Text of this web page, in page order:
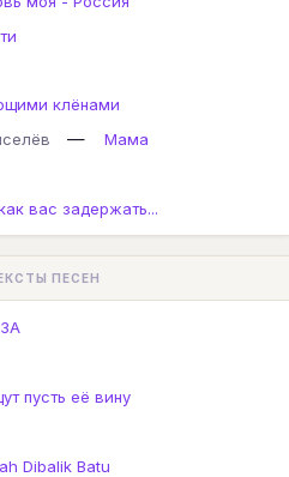
клёнами
—
Мама
вас задержать...
ПЕСЕН
пусть её вину
Dibalik Batu